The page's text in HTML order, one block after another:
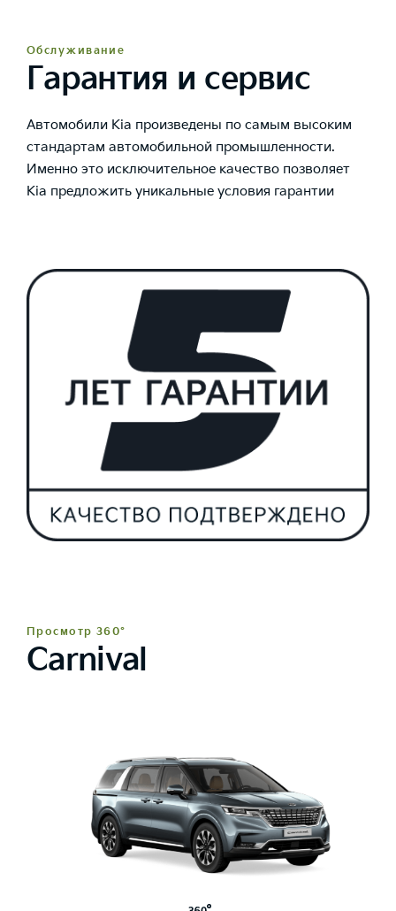
Обслуживание
Гарантия и сервис
Автомобили Kia произведены по самым высоким
стандартам автомобильной промышленности.
Именно это исключительное качество позволяет
Kia предложить уникальные условия гарантии
Просмотр 360°
Carnival